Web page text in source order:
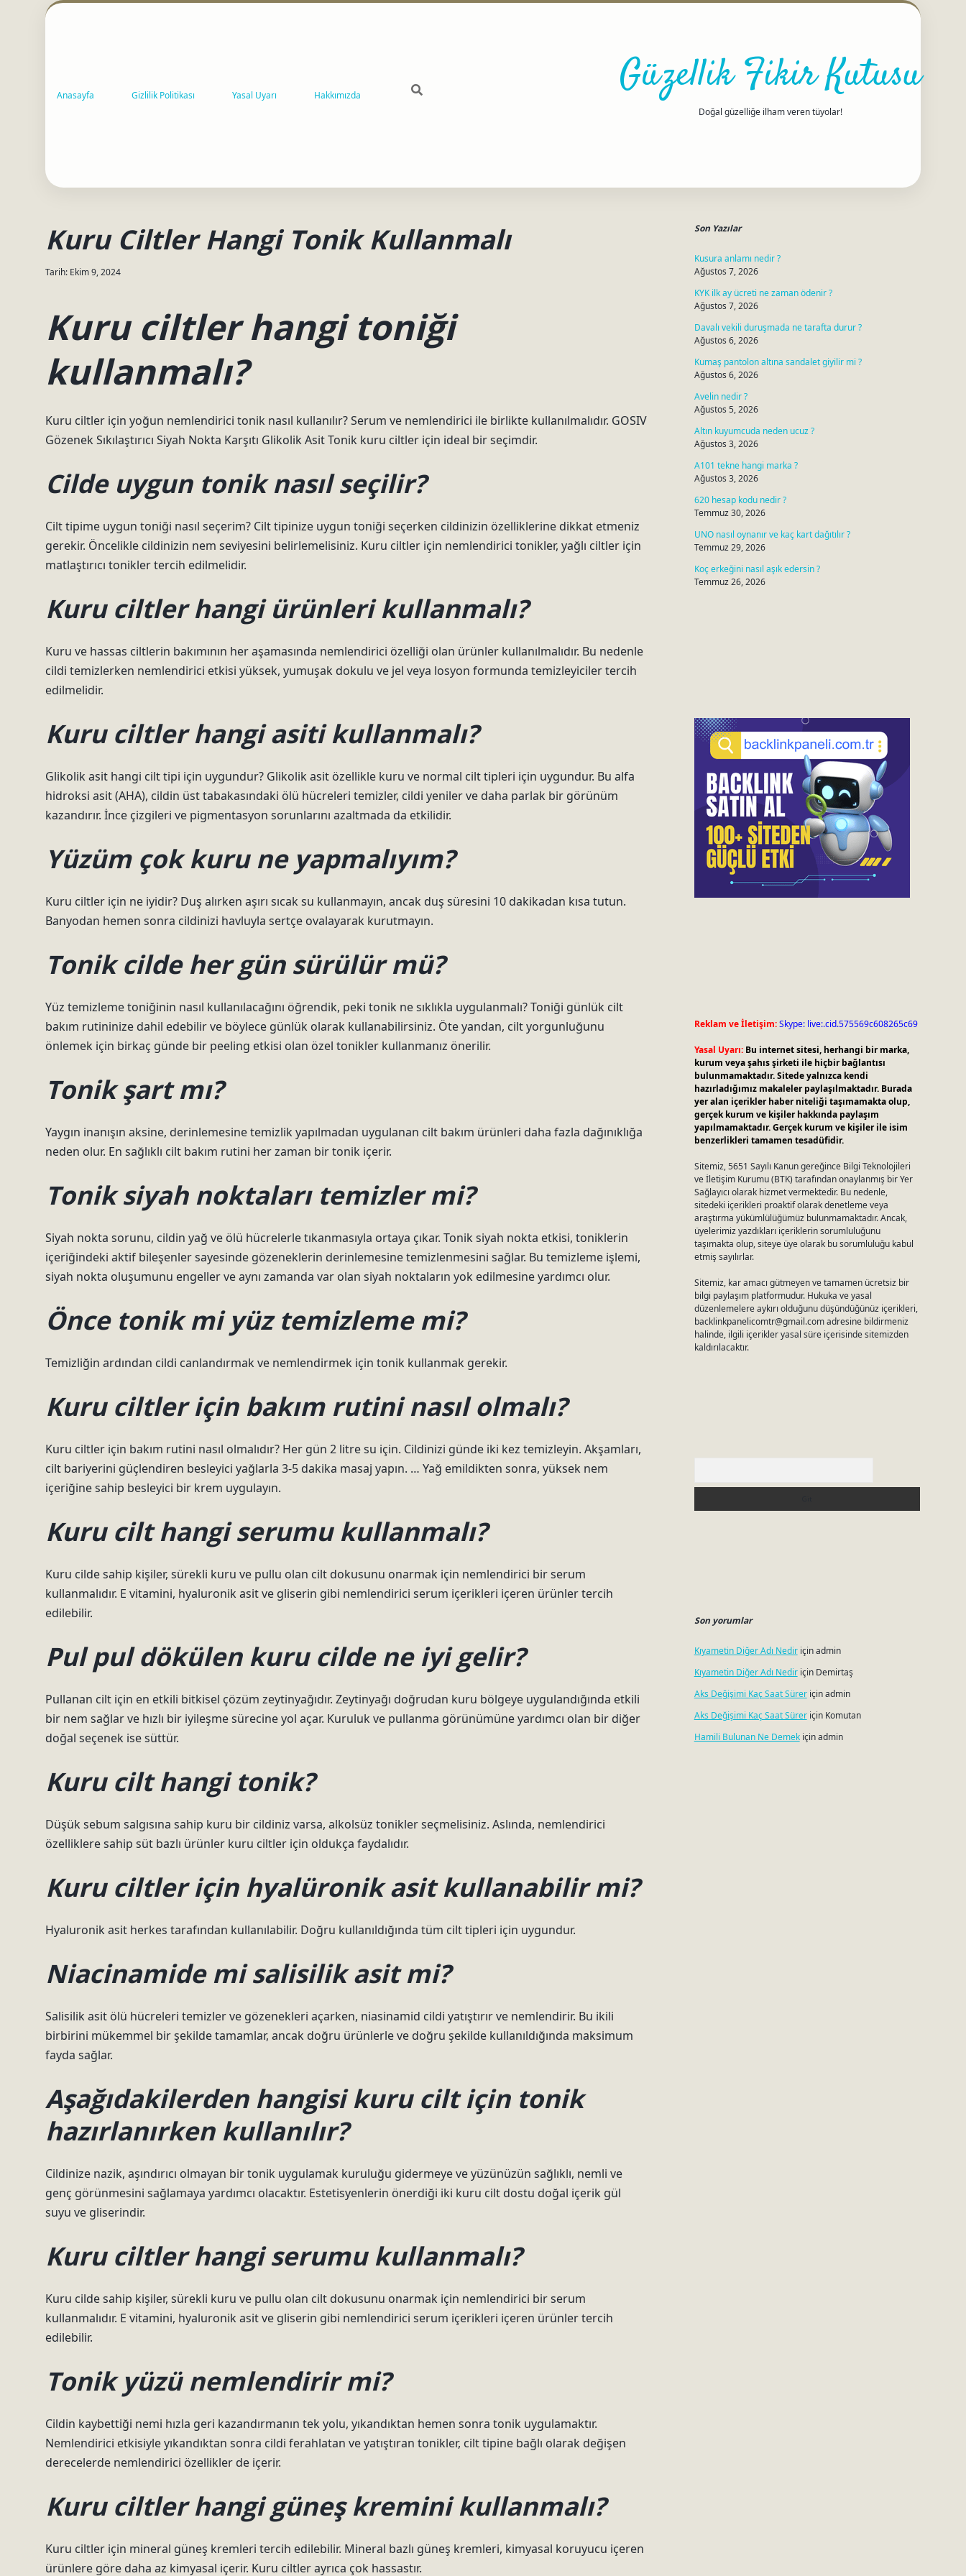
Anasayfa Gizlilik Politikası Yasal Uyarı Hakkımızda Güzellik Fikir Kutusu
Doğal güzelliğe ilham veren tüyolar!
Kuru Ciltler Hangi Tonik Kullanmalı
Tarih: Ekim 9, 2024
Kuru ciltler hangi toniği
kullanmalı?
Kuru ciltler için yoğun nemlendirici tonik nasıl kullanılır? Serum ve nemlendirici ile birlikte kullanılmalıdır. GOSIV
Gözenek Sıkılaştırıcı Siyah Nokta Karşıtı Glikolik Asit Tonik kuru ciltler için ideal bir seçimdir.
Cilde uygun tonik nasıl seçilir?
Cilt tipime uygun toniği nasıl seçerim? Cilt tipinize uygun toniği seçerken cildinizin özelliklerine dikkat etmeniz
gerekir. Öncelikle cildinizin nem seviyesini belirlemelisiniz. Kuru ciltler için nemlendirici tonikler, yağlı ciltler için
matlaştırıcı tonikler tercih edilmelidir.
Kuru ciltler hangi ürünleri kullanmalı?
Kuru ve hassas ciltlerin bakımının her aşamasında nemlendirici özelliği olan ürünler kullanılmalıdır. Bu nedenle
cildi temizlerken nemlendirici etkisi yüksek, yumuşak dokulu ve jel veya losyon formunda temizleyiciler tercih
edilmelidir.
Kuru ciltler hangi asiti kullanmalı?
Glikolik asit hangi cilt tipi için uygundur? Glikolik asit özellikle kuru ve normal cilt tipleri için uygundur. Bu alfa
hidroksi asit (AHA), cildin üst tabakasındaki ölü hücreleri temizler, cildi yeniler ve daha parlak bir görünüm
kazandırır. İnce çizgileri ve pigmentasyon sorunlarını azaltmada da etkilidir.
Yüzüm çok kuru ne yapmalıyım?
Kuru ciltler için ne iyidir? Duş alırken aşırı sıcak su kullanmayın, ancak duş süresini 10 dakikadan kısa tutun.
Banyodan hemen sonra cildinizi havluyla sertçe ovalayarak kurutmayın.
Tonik cilde her gün sürülür mü?
Yüz temizleme toniğinin nasıl kullanılacağını öğrendik, peki tonik ne sıklıkla uygulanmalı? Toniği günlük cilt
bakım rutininize dahil edebilir ve böylece günlük olarak kullanabilirsiniz. Öte yandan, cilt yorgunluğunu
önlemek için birkaç günde bir peeling etkisi olan özel tonikler kullanmanız önerilir.
Tonik şart mı?
Yaygın inanışın aksine, derinlemesine temizlik yapılmadan uygulanan cilt bakım ürünleri daha fazla dağınıklığa
neden olur. En sağlıklı cilt bakım rutini her zaman bir tonik içerir.
Tonik siyah noktaları temizler mi?
Siyah nokta sorunu, cildin yağ ve ölü hücrelerle tıkanmasıyla ortaya çıkar. Tonik siyah nokta etkisi, toniklerin
içeriğindeki aktif bileşenler sayesinde gözeneklerin derinlemesine temizlenmesini sağlar. Bu temizleme işlemi,
siyah nokta oluşumunu engeller ve aynı zamanda var olan siyah noktaların yok edilmesine yardımcı olur.
Önce tonik mi yüz temizleme mi?
Temizliğin ardından cildi canlandırmak ve nemlendirmek için tonik kullanmak gerekir.
Kuru ciltler için bakım rutini nasıl olmalı?
Kuru ciltler için bakım rutini nasıl olmalıdır? Her gün 2 litre su için. Cildinizi günde iki kez temizleyin. Akşamları,
cilt bariyerini güçlendiren besleyici yağlarla 3-5 dakika masaj yapın. … Yağ emildikten sonra, yüksek nem
içeriğine sahip besleyici bir krem ​​uygulayın.
Kuru cilt hangi serumu kullanmalı?
Kuru cilde sahip kişiler, sürekli kuru ve pullu olan cilt dokusunu onarmak için nemlendirici bir serum
kullanmalıdır. E vitamini, hyaluronik asit ve gliserin gibi nemlendirici serum içerikleri içeren ürünler tercih
edilebilir.
Pul pul dökülen kuru cilde ne iyi gelir?
Pullanan cilt için en etkili bitkisel çözüm zeytinyağıdır. Zeytinyağı doğrudan kuru bölgeye uygulandığında etkili
bir nem sağlar ve hızlı bir iyileşme sürecine yol açar. Kuruluk ve pullanma görünümüne yardımcı olan bir diğer
doğal seçenek ise süttür.
Kuru cilt hangi tonik?
Düşük sebum salgısına sahip kuru bir cildiniz varsa, alkolsüz tonikler seçmelisiniz. Aslında, nemlendirici
özelliklere sahip süt bazlı ürünler kuru ciltler için oldukça faydalıdır.
Kuru ciltler için hyalüronik asit kullanabilir mi?
Hyaluronik asit herkes tarafından kullanılabilir. Doğru kullanıldığında tüm cilt tipleri için uygundur.
Niacinamide mi salisilik asit mi?
Salisilik asit ölü hücreleri temizler ve gözenekleri açarken, niasinamid cildi yatıştırır ve nemlendirir. Bu ikili
birbirini mükemmel bir şekilde tamamlar, ancak doğru ürünlerle ve doğru şekilde kullanıldığında maksimum
fayda sağlar.
Aşağıdakilerden hangisi kuru cilt için tonik
hazırlanırken kullanılır?
Cildinize nazik, aşındırıcı olmayan bir tonik uygulamak kuruluğu gidermeye ve yüzünüzün sağlıklı, nemli ve
genç görünmesini sağlamaya yardımcı olacaktır. Estetisyenlerin önerdiği iki kuru cilt dostu doğal içerik gül
suyu ve gliserindir.
Kuru ciltler hangi serumu kullanmalı?
Kuru cilde sahip kişiler, sürekli kuru ve pullu olan cilt dokusunu onarmak için nemlendirici bir serum
kullanmalıdır. E vitamini, hyaluronik asit ve gliserin gibi nemlendirici serum içerikleri içeren ürünler tercih
edilebilir.
Tonik yüzü nemlendirir mi?
Cildin kaybettiği nemi hızla geri kazandırmanın tek yolu, yıkandıktan hemen sonra tonik uygulamaktır.
Nemlendirici etkisiyle yıkandıktan sonra cildi ferahlatan ve yatıştıran tonikler, cilt tipine bağlı olarak değişen
derecelerde nemlendirici özellikler de içerir.
Kuru ciltler hangi güneş kremini kullanmalı?
Kuru ciltler için mineral güneş kremleri tercih edilebilir. Mineral bazlı güneş kremleri, kimyasal koruyucu içeren
ürünlere göre daha az kimyasal içerir. Kuru ciltler ayrıca çok hassastır.
Son Yazılar
Kusura anlamı nedir ?
Ağustos 7, 2026
KYK ilk ay ücreti ne zaman ödenir ?
Ağustos 7, 2026
Davalı vekili duruşmada ne tarafta durur ?
Ağustos 6, 2026
Kumaş pantolon altına sandalet giyilir mi ?
Ağustos 6, 2026
Avelin nedir ?
Ağustos 5, 2026
Altın kuyumcuda neden ucuz ?
Ağustos 3, 2026
A101 tekne hangi marka ?
Ağustos 3, 2026
620 hesap kodu nedir ?
Temmuz 30, 2026
UNO nasıl oynanır ve kaç kart dağıtılır ?
Temmuz 29, 2026
Koç erkeğini nasıl aşık edersin ?
Temmuz 26, 2026
Reklam ve İletişim:Skype: live:.cid.575569c608265c69
Yasal Uyarı: Bu internet sitesi, herhangi bir marka,
kurum veya şahıs şirketi ile hiçbir bağlantısı
bulunmamaktadır. Sitede yalnızca kendi
hazırladığımız makaleler paylaşılmaktadır. Burada
yer alan içerikler haber niteliği taşımamakta olup,
gerçek kurum ve kişiler hakkında paylaşım
yapılmamaktadır. Gerçek kurum ve kişiler ile isim
benzerlikleri tamamen tesadüfidir.
Sitemiz, 5651 Sayılı Kanun gereğince Bilgi Teknolojileri
ve İletişim Kurumu (BTK) tarafından onaylanmış bir Yer
Sağlayıcı olarak hizmet vermektedir. Bu nedenle,
sitedeki içerikleri proaktif olarak denetleme veya
araştırma yükümlülüğümüz bulunmamaktadır. Ancak,
üyelerimiz yazdıkları içeriklerin sorumluluğunu
taşımakta olup, siteye üye olarak bu sorumluluğu kabul
etmiş sayılırlar.
Sitemiz, kar amacı gütmeyen ve tamamen ücretsiz bir
bilgi paylaşım platformudur. Hukuka ve yasal
düzenlemelere aykırı olduğunu düşündüğünüz içerikleri,
backlinkpanelicomtr@gmail.comadresine bildirmeniz
halinde, ilgili içerikler yasal süre içerisinde sitemizden
kaldırılacaktır.
Son yorumlar
Kıyametin Diğer Adı Nediriçinadmin
Kıyametin Diğer Adı Nediriçin Demirtaş
Aks Değişimi Kaç Saat Süreriçinadmin
Aks Değişimi Kaç Saat Süreriçin Komutan
Hamili Bulunan Ne Demekiçinadmin